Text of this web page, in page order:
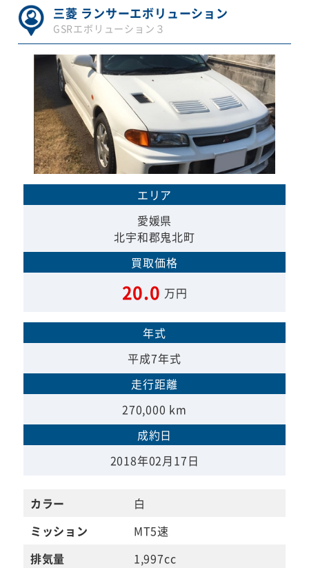
三菱 ランサーエボリューション
GSRエボリューション３
エリア
愛媛県
北宇和郡鬼北町
買取価格
20.0 万円
年式
平成7年式
走行距離
270,000 km
成約日
2018年02月17日
カラー
白
ミッション
MT5速
排気量
1,997cc